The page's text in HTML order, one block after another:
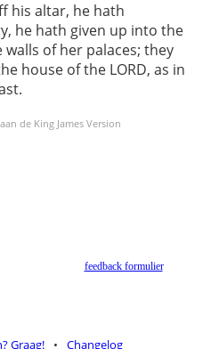
his altar, he hath
he hath given up into the
of her palaces; they
house of the LORD, as in
de King James Version
feedback formulier.
Graag! • Changelog